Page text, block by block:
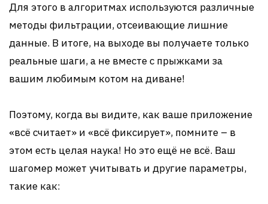
Для этого в алгоритмах используются различные
методы фильтрации, отсеивающие лишние
данные. В итоге, на выходе вы получаете только
реальные шаги, а не вместе с прыжками за
вашим любимым котом на диване!
Поэтому, когда вы видите, как ваше приложение
«всё считает» и «всё фиксирует», помните – в
этом есть целая наука! Но это ещё не всё. Ваш
шагомер может учитывать и другие параметры,
такие как: